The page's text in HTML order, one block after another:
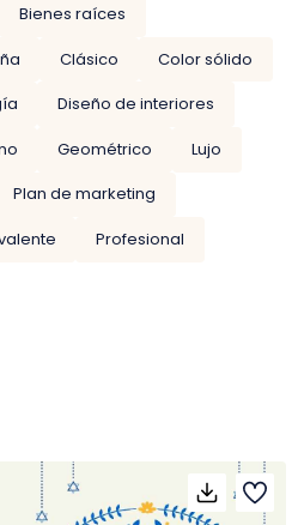
Bienes raíces
Clásico
Color sólido
Diseño de interiores
Geométrico
Lujo
Plan de marketing
Profesional